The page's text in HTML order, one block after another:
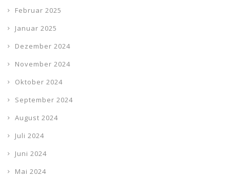
Februar 2025
Januar 2025
Dezember 2024
November 2024
Oktober 2024
September 2024
August 2024
Juli 2024
Juni 2024
Mai 2024